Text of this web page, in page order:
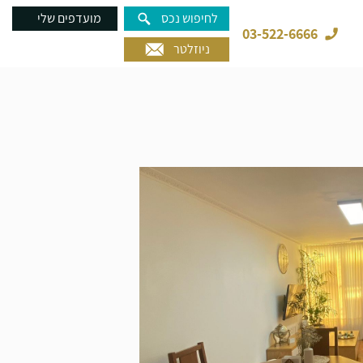
03-522-6666
לחיפוש נכס
מועדפים שלי
ניוזלטר